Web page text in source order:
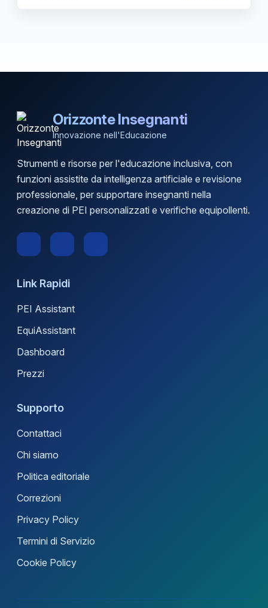
Orizzonte Insegnanti
Innovazione nell'Educazione
Strumenti e risorse per l'educazione inclusiva, con
funzioni assistite da intelligenza artificiale e revisione
professionale, per supportare insegnanti nella
creazione di PEI personalizzati e verifiche equipollenti.
Link Rapidi
PEI Assistant
EquiAssistant
Dashboard
Prezzi
Supporto
Contattaci
Chi siamo
Politica editoriale
Correzioni
Privacy Policy
Termini di Servizio
Cookie Policy